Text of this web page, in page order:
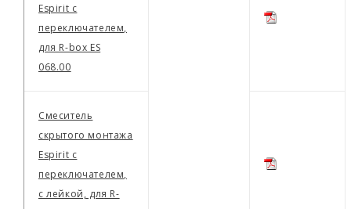
Espirit с
переключателем,
для R-box ES
068.00
Смеситель
скрытого монтажа
Espirit с
переключателем,
с лейкой, для R-